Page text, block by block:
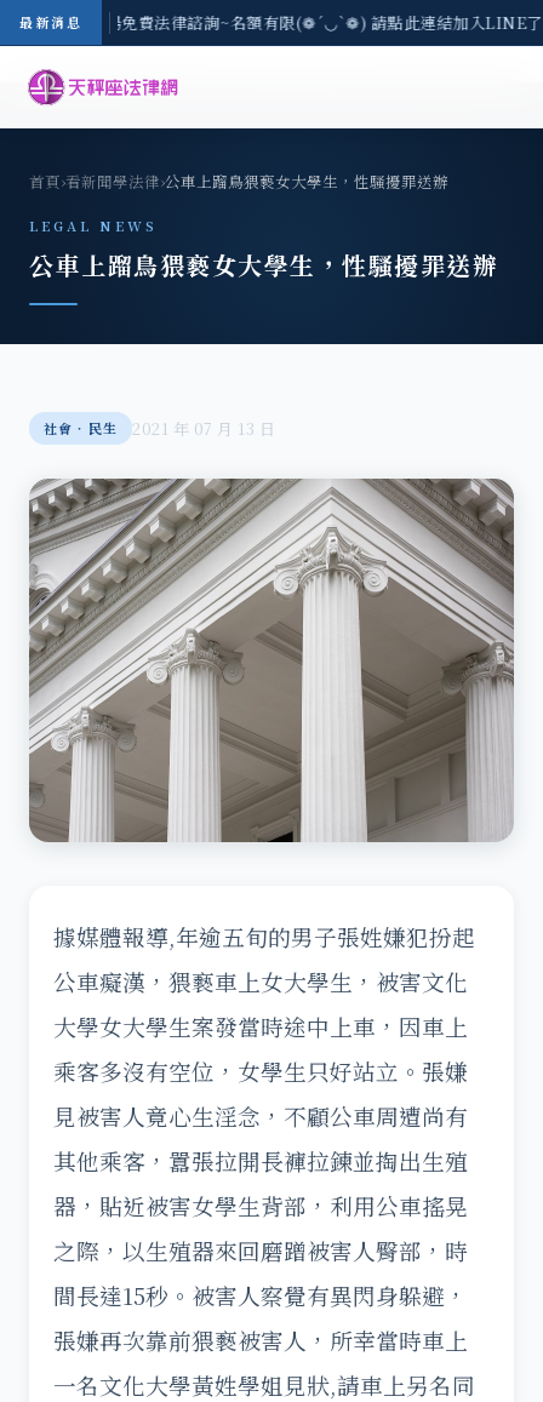
最新消息
-8/3(一) 現場免費法律諮詢~名額有限(❁´◡`❁) 請點此連結加入LINE
首頁›看新聞學法律›公車上蹓鳥猥褻女大學生，性騷擾罪送辦
LEGAL NEWS
公車上蹓鳥猥褻女大學生，性騷擾罪送辦
社會‧民生 2021 年 07 月 13 日
據媒體報導,年逾五旬的男子張姓嫌犯扮起
公車癡漢，猥褻車上女大學生，被害文化
大學女大學生案發當時途中上車，因車上
乘客多沒有空位，女學生只好站立。張嫌
見被害人竟心生淫念，不顧公車周遭尚有
其他乘客，囂張拉開長褲拉鍊並掏出生殖
器，貼近被害女學生背部，利用公車搖晃
之際，以生殖器來回磨蹭被害人臀部，時
間長達15秒。被害人察覺有異閃身躲避，
張嫌再次靠前猥褻被害人，所幸當時車上
一名文化大學黃姓學姐見狀,請車上另名同